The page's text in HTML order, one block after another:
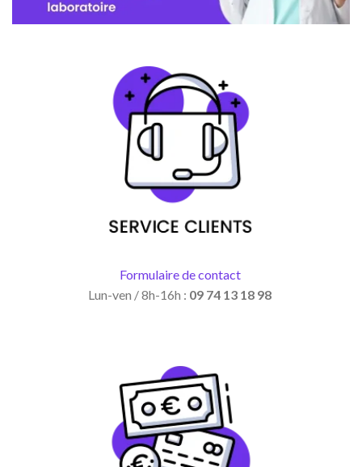
Formulaire de contact
Lun-ven / 8h-16h : 09 74 13 18 98